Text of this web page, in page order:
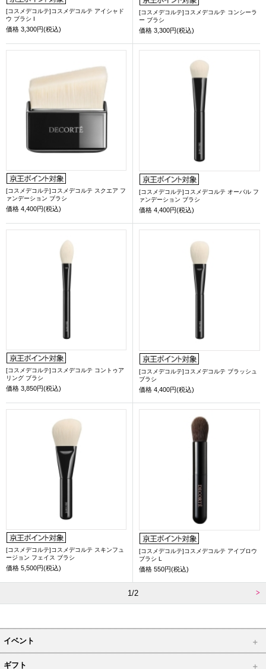
[コスメデコルテ]コスメデコルテ アイシャド
ウ ブラシ I
価格 3,300円(税込)
[コスメデコルテ]コスメデコルテ コンシーラ
ー ブラシ
価格 3,300円(税込)
[コスメデコルテ]コスメデコルテ スクエア フ
ァンデーション ブラシ
価格 4,400円(税込)
[コスメデコルテ]コスメデコルテ オーバル フ
ァンデーション ブラシ
価格 4,400円(税込)
[コスメデコルテ]コスメデコルテ コントゥア
リング ブラシ
価格 3,850円(税込)
[コスメデコルテ]コスメデコルテ ブラッシュ
ブラシ
価格 4,400円(税込)
[コスメデコルテ]コスメデコルテ スキンフュ
ージョン フェイス ブラシ
価格 5,500円(税込)
[コスメデコルテ]コスメデコルテ アイブロウ
ブラシ L
価格 550円(税込)
1/2
イベント
ギフト